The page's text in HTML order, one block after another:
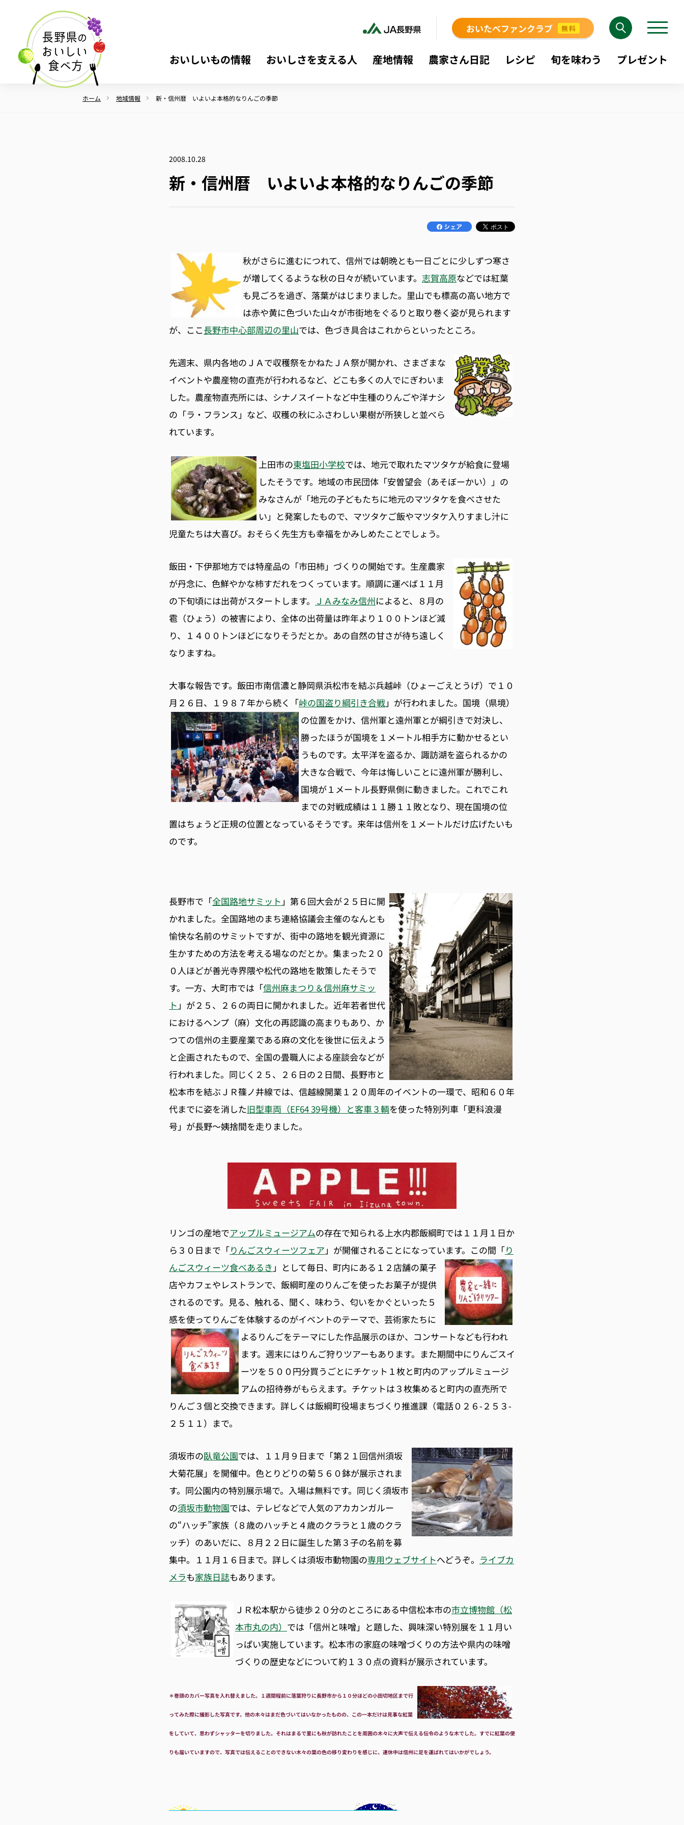
おいたべファンクラブ 無料
おいしいもの情報 おいしさを支える人 産地情報 農家さん日記 レシピ 旬を味わう プレゼント
ホーム 地域情報 新・信州暦 いよいよ本格的なりんごの季節
2008.10.28
新・信州暦 いよいよ本格的なりんごの季節
秋がさらに進むにつれて、信州では朝晩とも一日ごとに少しずつ寒さ
が増してくるような秋の日々が続いています。 志賀高原などでは紅葉
も見ごろを過ぎ、落葉がはじまりました。里山でも標高の高い地方で
は赤や黄に色づいた山々が市街地をぐるりと取り巻く姿が見られます
が、ここ長野市中心部周辺の里山では、色づき具合はこれからといったところ。
先週末、県内各地のＪＡで収穫祭をかねたＪＡ祭が開かれ、さまざまな
イベントや農産物の直売が行われるなど、どこも多くの人でにぎわいま
した。農産物直売所には、シナノスイートなど中生種のりんごや洋ナシ
の「ラ・フランス」など、収穫の秋にふさわしい果樹が所狭しと並べら
れています。
上田市の東塩田小学校では、地元で取れたマツタケが給食に登場
したそうです。地域の市民団体「安曽望会（あそぼーかい）」の
みなさんが「地元の子どもたちに地元のマツタケを食べさせた
い」と発案したもので、マツタケご飯やマツタケ入りすまし汁に
児童たちは大喜び。おそらく先生方も幸福をかみしめたことでしょう。
飯田・下伊那地方では特産品の「市田柿」づくりの開始です。生産農家
が丹念に、色鮮やかな柿すだれをつくっています。順調に運べば１１月
の下旬頃には出荷がスタートします。 ＪＡみなみ信州によると、８月の
雹（ひょう）の被害により、全体の出荷量は昨年より１００トンほど減
り、１４００トンほどになりそうだとか。あの自然の甘さが待ち遠しく
なりますね。
大事な報告です。飯田市南信濃と静岡県浜松市を結ぶ兵越峠（ひょーごえとうげ）で１０
月２６日、１９８７年から続く「峠の国盗り綱引き合戦」が行われました。 国境（県境）
の位置をかけ、信州軍と遠州軍とが綱引きで対決し、
勝ったほうが国境を１メートル相手方に動かせるとい
うものです。太平洋を盗るか、諏訪湖を盗られるかの
大きな合戦で、今年は悔しいことに遠州軍が勝利し、
国境が１メートル長野県側に動きました。これでこれ
までの対戦成績は１１勝１１敗となり、現在国境の位
置はちょうど正規の位置となっているそうです。来年は信州を１メートルだけ広げたいも
のです。
長野市で「全国路地サミット 」第６回大会が２５日に開
かれました。全国路地のまち連絡協議会主催のなんとも
愉快な名前のサミットですが、街中の路地を観光資源に
生かすための方法を考える場なのだとか。集まった２０
０人ほどが善光寺界隈や松代の路地を散策したそうで
す。一方、大町市では「信州麻まつり＆信州麻サミッ
ト 」が２５、２６の両日に開かれました。近年若者世代
におけるヘンプ（麻）文化の再認識の高まりもあり、か
つての信州の主要産業である麻の文化を後世に伝えよう
と企画されたもので、全国の畳職人による座談会などが
行われました。同じく２５、２６日の２日間、長野市と
松本市を結ぶＪＲ篠ノ井線では、信越線開業１２０周年のイベントの一環で、昭和６０年
代までに姿を消した旧型車両（EF64 39号機）と客車３輌を使った特別列車「更科浪漫
号」が長野〜姨捨間を走りました。
リンゴの産地でアップルミュージアムの存在で知られる上水内郡飯綱町では１１月１日か
ら３０日まで「りんごスウィーツフェア 」が開催されることになっています。 この間「り
んごスウィーツ食べあるき 」として毎日、町内にある１２店舗の菓子
店やカフェやレストランで、飯綱町産のりんごを使ったお菓子が提供
されるのです。見る、触れる、聞く、味わう、匂いをかぐといった５
感を使ってりんごを体験するのがイベントのテーマで、芸術家たちに
よるりんごをテーマにした作品展示のほか、 コンサートなども行われ
ます。週末にはりんご狩りツアーもあります。また期間中にりんごスイ
ーツを５００円分買うごとにチケット１枚と町内のアップルミュージ
アムの招待券がもらえます。チケットは３枚集めると町内の直売所で
りんご３個と交換できます。詳しくは飯綱町役場まちづくり推進課（電話０２６-２５３-
２５１１）まで。
須坂市の臥竜公園では、１１月９日まで「第２１回信州須坂
大菊花展」を開催中。色とりどりの菊５６０鉢が展示されま
す。同公園内の特別展示場で。入場は無料です。同じく須坂市
の須坂市動物園では、テレビなどで人気のアカカンガルー
の“ハッチ”家族（８歳のハッチと４歳のクララと１歳のクラ
ッチ）のあいだに、８月２２日に誕生した第３子の名前を募
集中。１１月１６日まで。詳しくは須坂市動物園の専用ウェブサイトへどうぞ。 ライブカ
メラも家族日誌もあります。
ＪＲ松本駅から徒歩２０分のところにある中信松本市の市立博物館（松
本市丸の内） では「信州と味噌」と題した、興味深い特別展を１１月い
っぱい実施しています。松本市の家庭の味噌づくりの方法や県内の味噌
づくりの歴史などについて約１３０点の資料が展示されています。
＊巻頭のカバー写真を入れ替えました。 １週間程前に落葉狩りに長野市から１０分ほどの小田切地区まで行
ってみた際に撮影した写真です。他の木々はまだ色づいてはいなかったものの、この一本だけは見事な紅葉
をしていて、思わずシャッターを切りました。それはまるで里にも秋が訪れたことを周囲の木々に大声で伝える伝令のような木でした。すでに紅葉の便
りも届いていますので、写真では伝えることのできない木々の葉の色の移り変わりを感じに、連休中は信州に足を運ばれてはいかがでしょう。